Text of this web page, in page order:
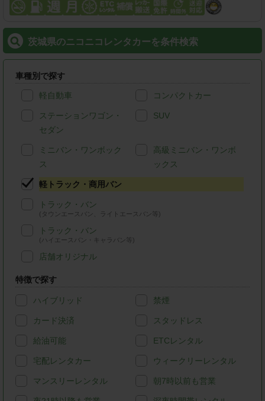
茨城県のニコニコレンタカーを条件検索
車種別で探す
軽自動車 コンパクトカー
ステーションワゴン・
セダン
SUV
ミニバン・ワンボック
ス
高級ミニバン・ワンボ
ックス
軽トラック・商用バン
トラック・バン
(タウンエースバン、ライトエースバン等)
トラック・バン
(ハイエースバン・キャラバン等)
店舗オリジナル
特徴で探す
ハイブリッド 禁煙
カード決済 スタッドレス
給油可能 ETCレンタル
宅配レンタカー ウィークリーレンタル
マンスリーレンタル 朝7時以前も営業